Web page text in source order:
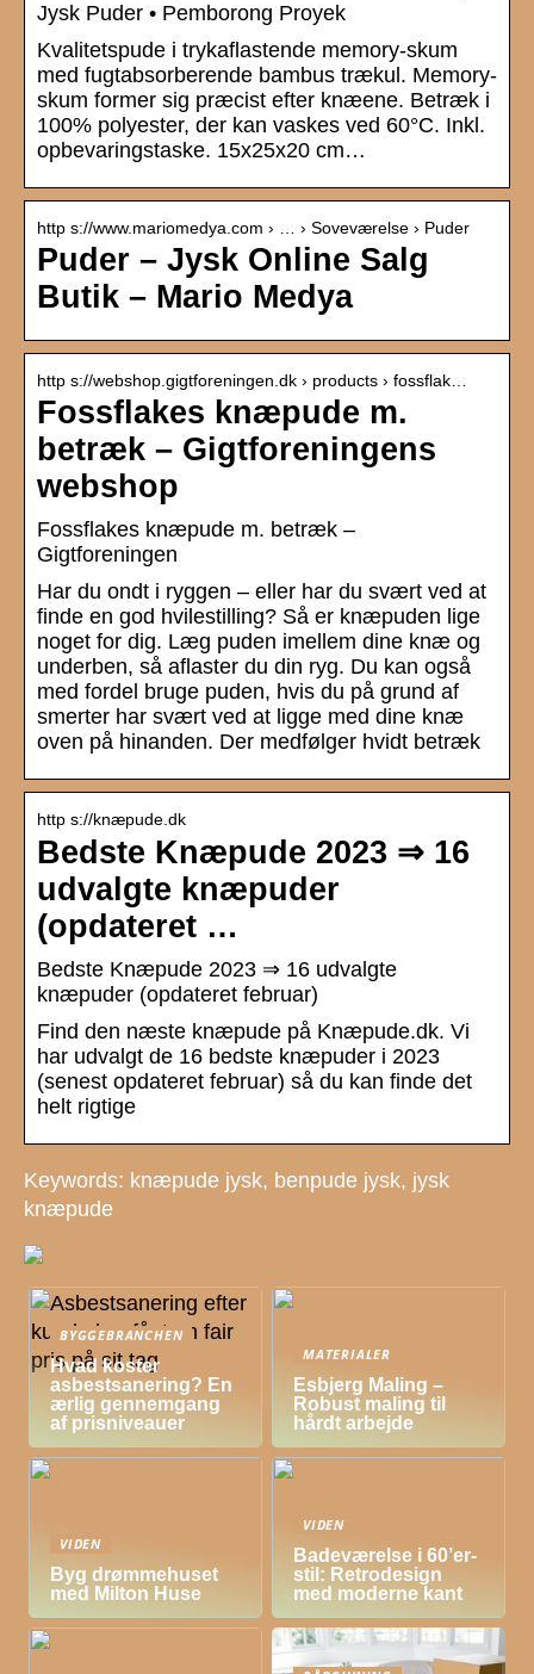
Jysk Puder • Pemborong Proyek
Kvalitetspude i trykaflastende memory-skum
med fugtabsorberende bambus trækul. Memory-
skum former sig præcist efter knæene. Betræk i
100% polyester, der kan vaskes ved 60°C. Inkl.
opbevaringstaske. 15x25x20 cm…
http s://www.mariomedya.com › … › Soveværelse › Puder
Puder – Jysk Online Salg
Butik – Mario Medya
http s://webshop.gigtforeningen.dk › products › fossflak…
Fossflakes knæpude m.
betræk – Gigtforeningens
webshop
Fossflakes knæpude m. betræk –
Gigtforeningen
Har du ondt i ryggen – eller har du svært ved at
finde en god hvilestilling? Så er knæpuden lige
noget for dig. Læg puden imellem dine knæ og
underben, så aflaster du din ryg. Du kan også
med fordel bruge puden, hvis du på grund af
smerter har svært ved at ligge med dine knæ
oven på hinanden. Der medfølger hvidt betræk
http s://knæpude.dk
Bedste Knæpude 2023 ⇒ 16
udvalgte knæpuder
(opdateret …
Bedste Knæpude 2023 ⇒ 16 udvalgte
knæpuder (opdateret februar)
Find den næste knæpude på Knæpude.dk. Vi
har udvalgt de 16 bedste knæpuder i 2023
(senest opdateret februar) så du kan finde det
helt rigtige
Keywords: knæpude jysk, benpude jysk, jysk
knæpude
BYGGEBRANCHEN
Hvad koster
asbestsanering? En
ærlig gennemgang
af prisniveauer
MATERIALER
Esbjerg Maling –
Robust maling til
hårdt arbejde
VIDEN
Byg drømmehuset
med Milton Huse
VIDEN
Badeværelse i 60’er-
stil: Retrodesign
med moderne kant